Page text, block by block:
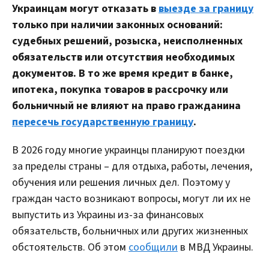
Украинцам могут отказать в выезде за границу
только при наличии законных оснований:
судебных решений, розыска, неисполненных
обязательств или отсутствия необходимых
документов. В то же время кредит в банке,
ипотека, покупка товаров в рассрочку или
больничный не влияют на право гражданина
пересечь государственную границу.
В 2026 году многие украинцы планируют поездки
за пределы страны – для отдыха, работы, лечения,
обучения или решения личных дел. Поэтому у
граждан часто возникают вопросы, могут ли их не
выпустить из Украины из-за финансовых
обязательств, больничных или других жизненных
обстоятельств. Об этом сообщили в МВД Украины.